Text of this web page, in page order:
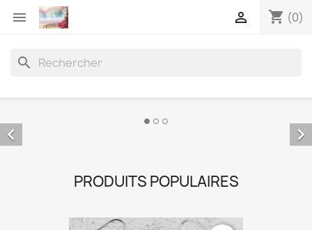
 shopping_cart (0)

search
 
PRODUITS POPULAIRES